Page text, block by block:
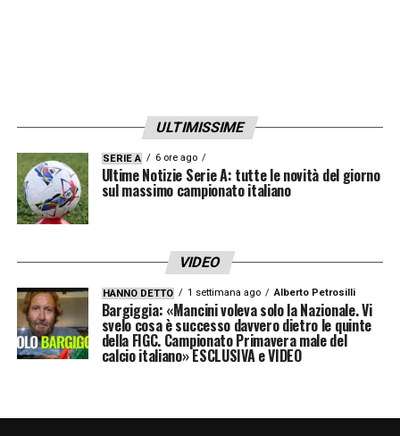
esterne. Ad oggi, è bene ricordarlo, tutti i
soggetti citati vengono ascoltati
esclusivamente come testimoni.
ULTIMISSIME
SERIE A 6 ore ago
Ultime Notizie Serie A: tutte le novità del giorno
sul massimo campionato italiano
VIDEO
HANNO DETTO 1 settimana ago Alberto Petrosilli
Bargiggia: «Mancini voleva solo la Nazionale. Vi
svelo cosa è successo davvero dietro le quinte
della FIGC. Campionato Primavera male del
calcio italiano» ESCLUSIVA e VIDEO